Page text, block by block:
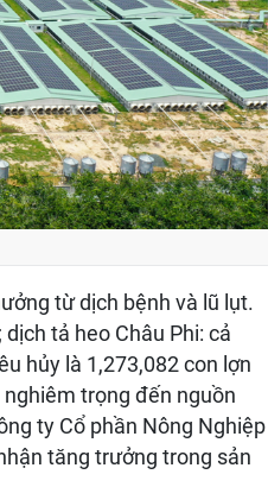
từ dịch bệnh và lũ lụt.
tả heo Châu Phi: cả
hủy là 1,273,082 con lợn
trọng đến nguồn
ty Cổ phần Nông Nghiệp
tăng trưởng trong sản